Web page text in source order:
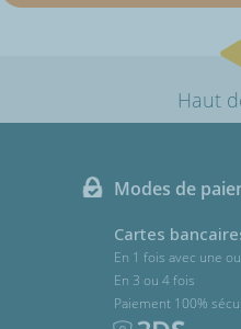
Haut
Modes de
Cartes
En 1 fois avec une
En 3 ou 4 fois
Paiement 100%